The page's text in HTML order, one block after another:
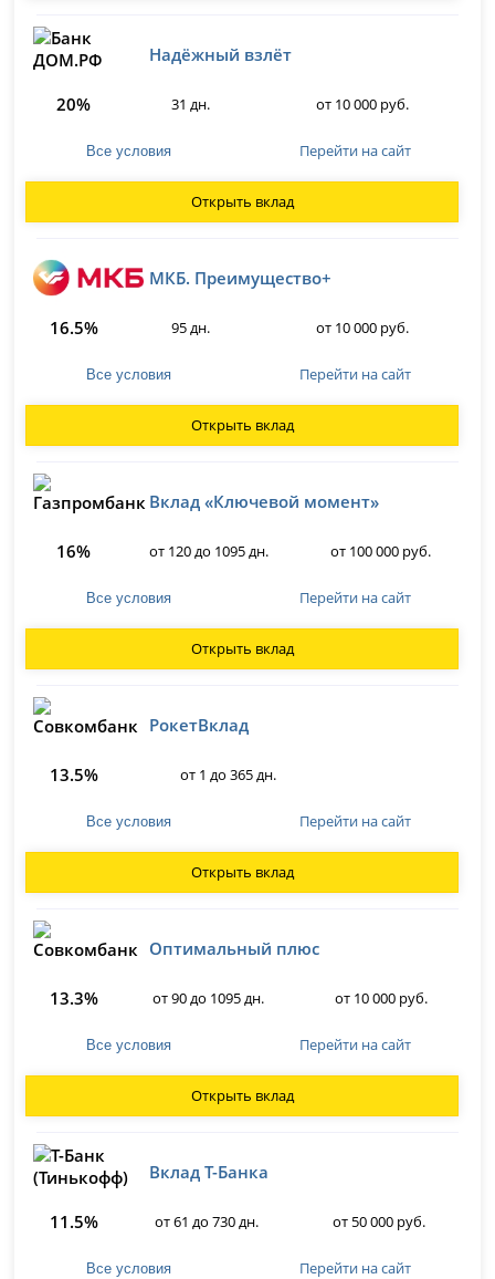
Надёжный взлёт
20% 31 дн. от 10 000 руб.
Все условия Перейти на сайт
Открыть вклад
МКБ. Преимущество+
16.5% 95 дн. от 10 000 руб.
Все условия Перейти на сайт
Открыть вклад
Вклад «Ключевой момент»
16% от 120 до 1095 дн. от 100 000 руб.
Все условия Перейти на сайт
Открыть вклад
РокетВклад
13.5% от 1 до 365 дн.
Все условия Перейти на сайт
Открыть вклад
Оптимальный плюс
13.3% от 90 до 1095 дн. от 10 000 руб.
Все условия Перейти на сайт
Открыть вклад
Вклад Т-Банка
11.5% от 61 до 730 дн. от 50 000 руб.
Все условия Перейти на сайт